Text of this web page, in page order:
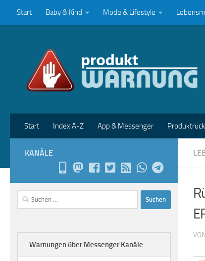
Zum Inhalt springen
Start Baby & Kind Mode & Lifestyle
Start Index A-Z App & Messenger
VON
KANÄLE
Suchen
nach:
Warnungen über Messenger Kanäle